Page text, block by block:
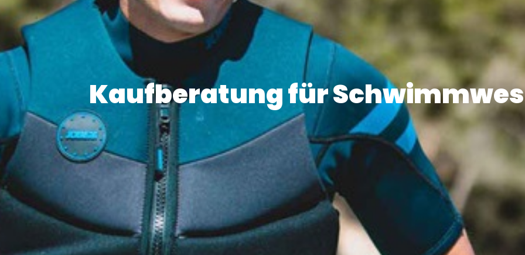
Kaufberatung für